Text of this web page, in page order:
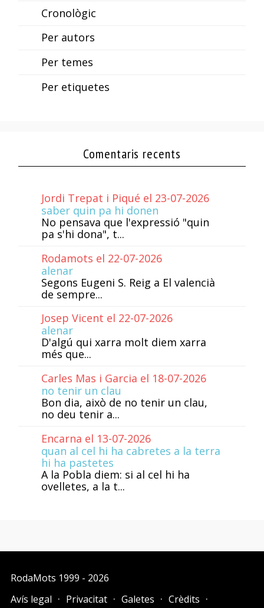
Cronològic
Per autors
Per temes
Per etiquetes
Comentaris recents
Jordi Trepat i Piqué el 23-07-2026
saber quin pa hi donen
No pensava que l'expressió "quin
pa s'hi dona", t...
Rodamots el 22-07-2026
alenar
Segons Eugeni S. Reig a El valencià
de sempre...
Josep Vicent el 22-07-2026
alenar
D'algú qui xarra molt diem xarra
més que...
Carles Mas i Garcia el 18-07-2026
no tenir un clau
Bon dia, això de no tenir un clau,
no deu tenir a...
Encarna el 13-07-2026
quan al cel hi ha cabretes a la terra
hi ha pastetes
A la Pobla diem: si al cel hi ha
ovelletes, a la t...
RodaMots 1999 - 2026
Avís legal
Privacitat Galetes
Crèdits